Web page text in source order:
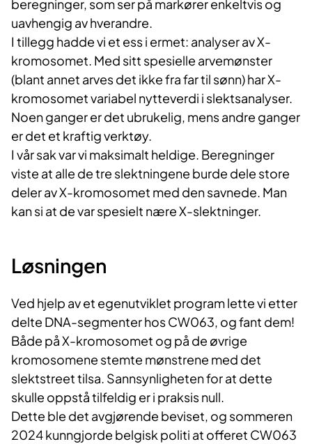
beregninger, som ser på markører enkeltvis og
uavhengig av hverandre.
I tillegg hadde vi et ess i ermet: analyser av X-
kromosomet. Med sitt spesielle arvemønster
(blant annet arves det ikke fra far til sønn) har X-
kromosomet variabel nytteverdi i slektsanalyser.
Noen ganger er det ubrukelig, mens andre ganger
er det et kraftig verktøy.
I vår sak var vi maksimalt heldige. Beregninger
viste at alle de tre slektningene burde dele store
deler av X-kromosomet med den savnede. Man
kan si at de var spesielt nære X-slektninger.
Løsningen
Ved hjelp av et egenutviklet program lette vi etter
delte DNA-segmenter hos CW063, og fant dem!
Både på X-kromosomet og på de øvrige
kromosomene stemte mønstrene med det
slektstreet tilsa. Sannsynligheten for at dette
skulle oppstå tilfeldig er i praksis null.
Dette ble det avgjørende beviset, og sommeren
2024 kunngjorde belgisk politi at offeret CW063